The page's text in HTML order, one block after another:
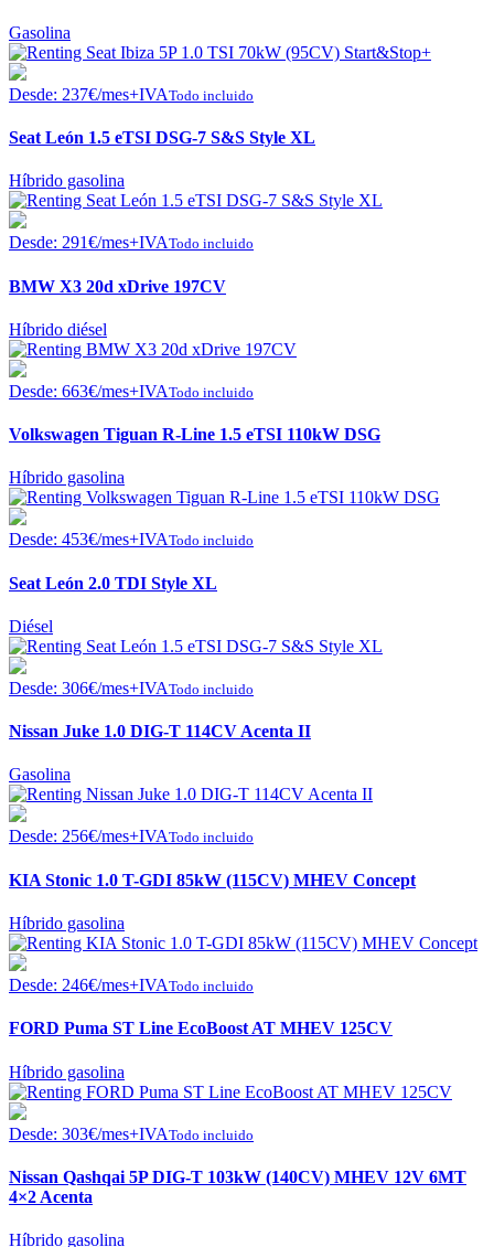
Gasolina
Desde: 237€/mes+IVATodo incluido
Seat León 1.5 eTSI DSG-7 S&S Style XL
Híbrido gasolina
Desde: 291€/mes+IVATodo incluido
BMW X3 20d xDrive 197CV
Híbrido diésel
Desde: 663€/mes+IVATodo incluido
Volkswagen Tiguan R-Line 1.5 eTSI 110kW DSG
Híbrido gasolina
Desde: 453€/mes+IVATodo incluido
Seat León 2.0 TDI Style XL
Diésel
Desde: 306€/mes+IVATodo incluido
Nissan Juke 1.0 DIG-T 114CV Acenta II
Gasolina
Desde: 256€/mes+IVATodo incluido
KIA Stonic 1.0 T-GDI 85kW (115CV) MHEV Concept
Híbrido gasolina
Desde: 246€/mes+IVATodo incluido
FORD Puma ST Line EcoBoost AT MHEV 125CV
Híbrido gasolina
Desde: 303€/mes+IVATodo incluido
Nissan Qashqai 5P DIG-T 103kW (140CV) MHEV 12V 6MT
4×2 Acenta
Híbrido gasolina